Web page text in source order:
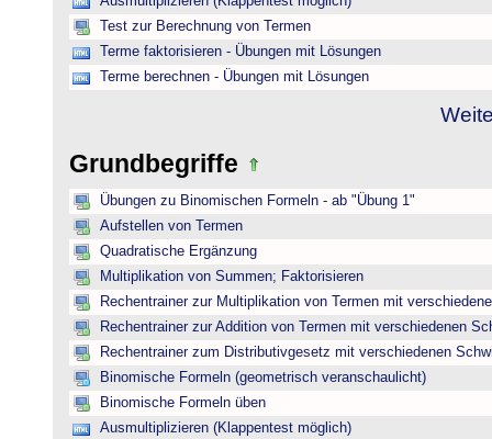
Test zur Berechnung von Termen
Terme faktorisieren - Übungen mit Lösungen
Terme berechnen - Übungen mit Lösungen
Grundbegriffe
Übungen zu Binomischen Formeln - ab "Übung 1"
Aufstellen von Termen
Quadratische Ergänzung
Multiplikation von Summen; Faktorisieren
Rechentrainer zur Multiplikation von Termen mit
Rechentrainer zur Addition von Termen mit verschiedenen
Rechentrainer zum Distributivgesetz mit verschiedenen
Binomische Formeln (geometrisch veranschaulicht)
Binomische Formeln üben
Ausmultiplizieren (Klappentest möglich)